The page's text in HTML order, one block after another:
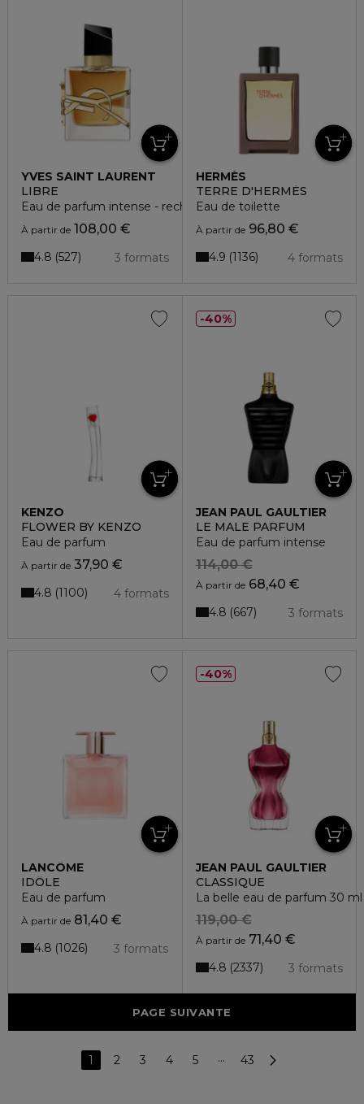
YVES SAINT LAURENT
LIBRE
Eau de parfum intense - rechargeable
À partir de 108,00 €
3 formats
4.8 527
HERMÈS
TERRE D'HERMÈS
Eau de toilette
À partir de96,80 €
4 formats
4.9 1136
KENZO
FLOWER BY KENZO
Eau de parfum
À partir de 37,90 €
4 formats
4.8 1100
JEAN PAUL GAULTIER
LE MALE PARFUM
Eau de parfum intense
À partir de68,40 €
114,00 €
3 formats
4.8 667
40%
LANCÔME
IDÔLE
Eau de parfum
À partir de 81,40 €
3 formats
4.8 1026
JEAN PAUL GAULTIER
CLASSIQUE
La belle eau de parfum 30 ml
À partir de71,40 €
119,00 €
3 formats
4.8 2337
40%
PAGE SUIVANTE
1 2 3 4 5 ··· 43